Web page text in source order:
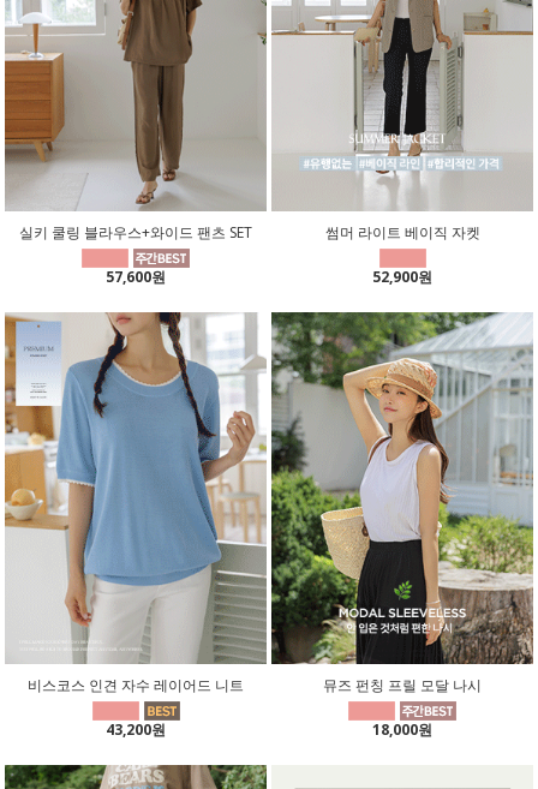
실키 쿨링 블라우스+와이드 팬츠 SET
57,600원
썸머 라이트 베이직 자켓
52,900원
비스코스 인견 자수 레이어드 니트
43,200원
뮤즈 펀칭 프릴 모달 나시
18,000원